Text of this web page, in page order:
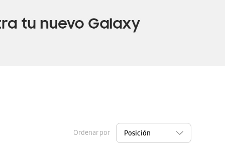
Ordenar por